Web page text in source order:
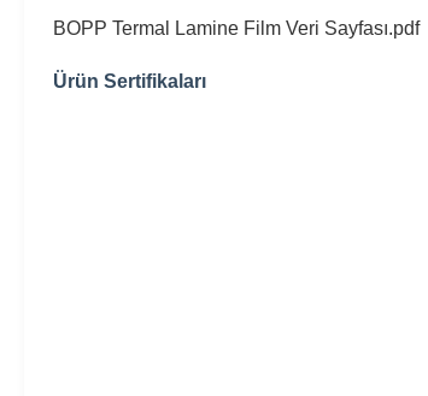
BOPP Termal Lamine Film Veri Sayfası.pdf
Ürün Sertifikaları